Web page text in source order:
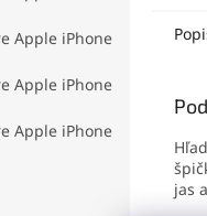
Apple iPhone
Apple iPhone
Apple iPhone
jas